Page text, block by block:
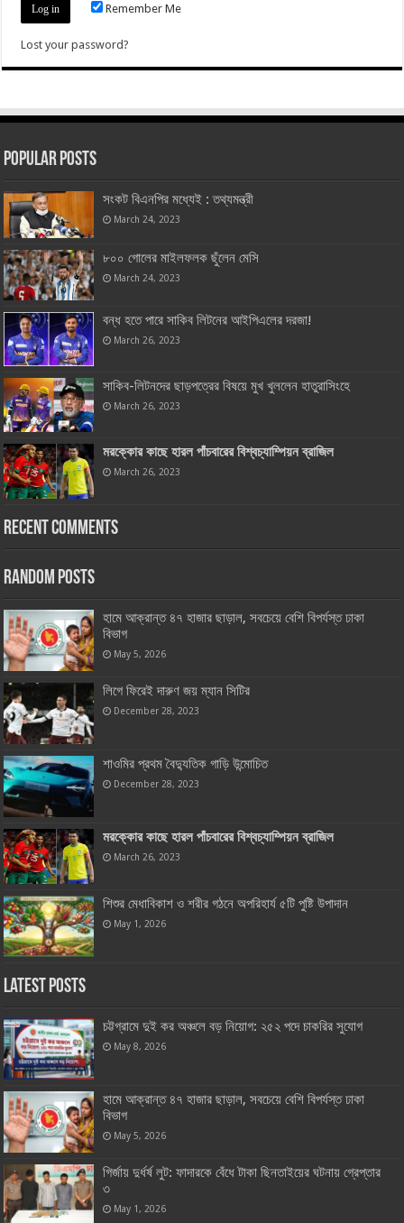
Remember Me
Lost your password?
Popular Posts
সংকট বিএনপির মধ্যেই : তথ্যমন্ত্রী
March 24, 2023
৮০০ গোলের মাইলফলক ছুঁলেন মেসি
March 24, 2023
বন্ধ হতে পারে সাকিব লিটনের আইপিএলের দরজা!
March 26, 2023
সাকিব-লিটনদের ছাড়পত্রের বিষয়ে মুখ খুললেন হাতুরাসিংহে
March 26, 2023
মরক্কোর কাছে হারল পাঁচবারের বিশ্বচ্যাম্পিয়ন ব্রাজিল
March 26, 2023
Recent Comments
Random Posts
হামে আক্রান্ত ৪৭ হাজার ছাড়াল, সবচেয়ে বেশি বিপর্যস্ত ঢাকা
বিভাগ
May 5, 2026
লিগে ফিরেই দারুণ জয় ম্যান সিটির
December 28, 2023
শাওমির প্রথম বৈদ্যুতিক গাড়ি উন্মোচিত
December 28, 2023
মরক্কোর কাছে হারল পাঁচবারের বিশ্বচ্যাম্পিয়ন ব্রাজিল
March 26, 2023
শিশুর মেধাবিকাশ ও শরীর গঠনে অপরিহার্য ৫টি পুষ্টি উপাদান
May 1, 2026
Latest Posts
চট্টগ্রামে দুই কর অঞ্চলে বড় নিয়োগ: ২৫২ পদে চাকরির সুযোগ
May 8, 2026
হামে আক্রান্ত ৪৭ হাজার ছাড়াল, সবচেয়ে বেশি বিপর্যস্ত ঢাকা
বিভাগ
May 5, 2026
গির্জায় দুর্ধর্ষ লুট: ফাদারকে বেঁধে টাকা ছিনতাইয়ের ঘটনায় গ্রেপ্তার
৩
May 1, 2026